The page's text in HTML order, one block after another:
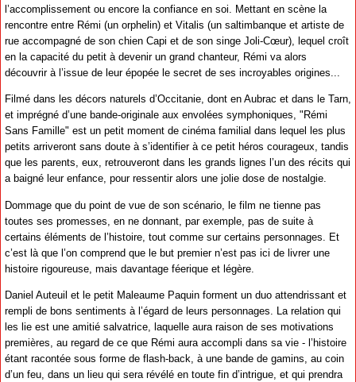
l’accomplissement ou encore la confiance en soi. Mettant en scène la
rencontre entre Rémi (un orphelin) et Vitalis (un saltimbanque et artiste de
rue accompagné de son chien Capi et de son singe Joli-Cœur), lequel croît
en la capacité du petit à devenir un grand chanteur, Rémi va alors
découvrir à l’issue de leur épopée le secret de ses incroyables origines...
Filmé dans les décors naturels d’Occitanie, dont en Aubrac et dans le Tarn,
et imprégné d’une bande-originale aux envolées symphoniques, "Rémi
Sans Famille" est un petit moment de cinéma familial dans lequel les plus
petits arriveront sans doute à s’identifier à ce petit héros courageux, tandis
que les parents, eux, retrouveront dans les grands lignes l’un des récits qui
a baigné leur enfance, pour ressentir alors une jolie dose de nostalgie.
Dommage que du point de vue de son scénario, le film ne tienne pas
toutes ses promesses, en ne donnant, par exemple, pas de suite à
certains éléments de l’histoire, tout comme sur certains personnages. Et
c’est là que l’on comprend que le but premier n’est pas ici de livrer une
histoire rigoureuse, mais davantage féerique et légère.
Daniel Auteuil et le petit Maleaume Paquin forment un duo attendrissant et
rempli de bons sentiments à l’égard de leurs personnages. La relation qui
les lie est une amitié salvatrice, laquelle aura raison de ses motivations
premières, au regard de ce que Rémi aura accompli dans sa vie - l’histoire
étant racontée sous forme de flash-back, à une bande de gamins, au coin
d’un feu, dans un lieu qui sera révélé en toute fin d’intrigue, et qui prendra